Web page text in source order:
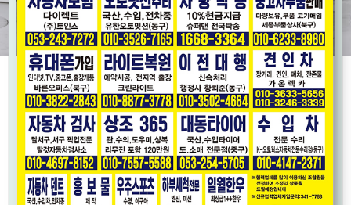
레강스 프레스티지
* 스마트키2EA *
2,169만원
[현대] LF쏘나타 뉴라이즈 LPi
* 단순교환 * 가성비 좋은 LPG 모델 * 내
2018년08월
8.1만km
오토